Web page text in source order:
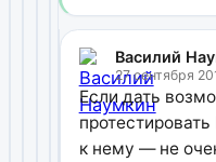
Василий
27 сентября
Если дать
к нему — не